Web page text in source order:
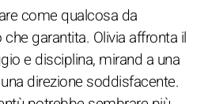
come qualcosa da
garantita. Olivia affronta il
e disciplina, mirand a una
direzione soddisfacente.